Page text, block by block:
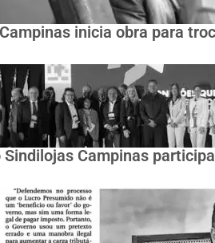
inicia obra para
Campinas